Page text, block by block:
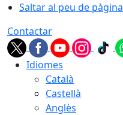
Saltar al peu de pàgina
Contactar
Idiomes
Català
Castellà
Anglès